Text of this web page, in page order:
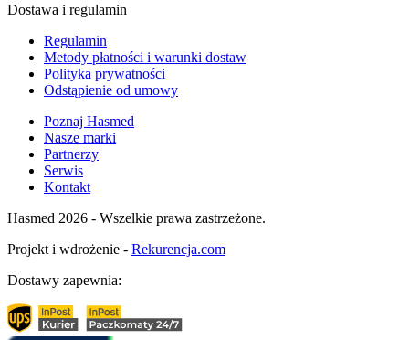
Dostawa i regulamin
Regulamin
Metody płatności i warunki dostaw
Polityka prywatności
Odstąpienie od umowy
Poznaj Hasmed
Nasze marki
Partnerzy
Serwis
Kontakt
Hasmed 2026 - Wszelkie prawa zastrzeżone.
Projekt i wdrożenie - Rekurencja.com
Dostawy zapewnia: